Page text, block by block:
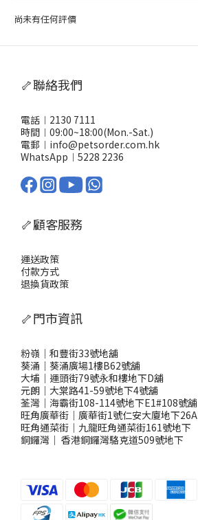
尚未有任何評價
🦴聯絡我們
電話︱2130 7111
時間︱09:00~18:00(Mon.-Sat.)
電郵︱info@petsorder.com.hk
WhatsApp︱ 5228 2236
🦴顧客服務
運送政策
付款方式
退換貨政策
🦴門市資訊
粉嶺｜和豐街33號地舖
葵涌｜葵涌廣場1樓B62號舖
大埔｜運頭街79號永和樓地下D舖
元朗｜大棠路41-59號地下4號舖
荃灣｜海霸街108-114號地下E1#108號舖
旺角廣華街｜廣華街1號仁安大廈地下26A
旺角通菜街｜九龍旺角通菜街161號地下
銅鑼灣 ｜ 香港銅鑼灣駱克道509號地下